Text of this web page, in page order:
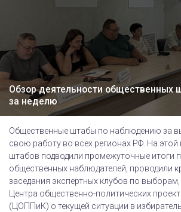
Обзор деятельности общественных
за неделю
Общественные штабы по наблюдению за
свою работу во всех регионах РФ. На этой
штабов подводили промежуточные итоги
общественных наблюдателей, проводили
заседания экспертных клубов по
Центра общественно-политических
(ЦОППиК) о текущей ситуации в